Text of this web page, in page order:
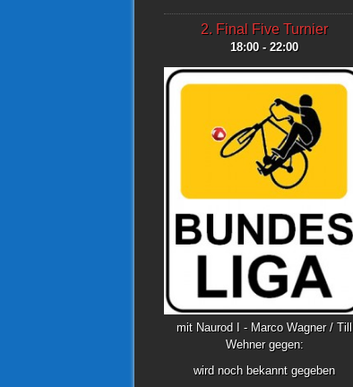
2. Final Five Turnier
18:00 - 22:00
mit Naurod I - Marco Wagner / Till
Wehner gegen:
wird noch bekannt gegeben